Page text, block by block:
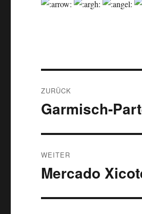
ZURÜCK
Vorheriger
Garmisch-
WEITER
Nächster
Mercado